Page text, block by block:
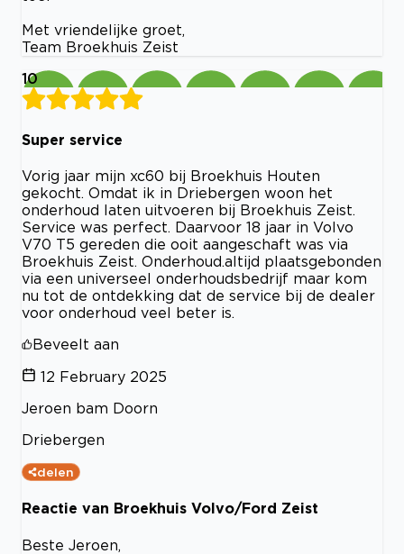
Met vriendelijke groet,
Team Broekhuis Zeist
10
Super service
Vorig jaar mijn xc60 bij Broekhuis Houten
gekocht. Omdat ik in Driebergen woon het
onderhoud laten uitvoeren bij Broekhuis Zeist.
Service was perfect. Daarvoor 18 jaar in Volvo
V70 T5 gereden die ooit aangeschaft was via
Broekhuis Zeist. Onderhoud.altijd plaatsgebonden
via een universeel onderhoudsbedrijf maar kom
nu tot de ontdekking dat de service bij de dealer
voor onderhoud veel beter is.
Beveelt aan
12 February 2025
Jeroen bam Doorn
Driebergen
delen
Reactie van Broekhuis Volvo/Ford Zeist
Beste Jeroen,